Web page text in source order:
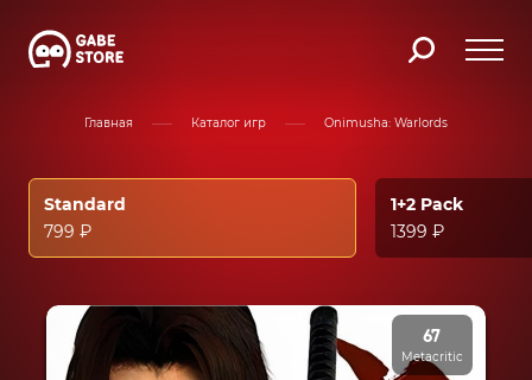
Главная Каталог игр Onimusha: Warlords
Standard
799 ₽
1+2 Pack
1399 ₽
67
Metacritic